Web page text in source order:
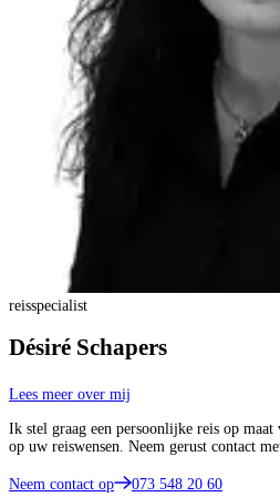
reisspecialist
Désiré Schapers
Lees meer over mij
Ik stel graag een persoonlijke reis op maat
op uw reiswensen. Neem gerust contact
Neem contact op 073 548 20 60